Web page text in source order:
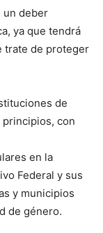
un deber
ya que tendrá
trate de proteger
de
con
en la
Federal y sus
y municipios
de género.